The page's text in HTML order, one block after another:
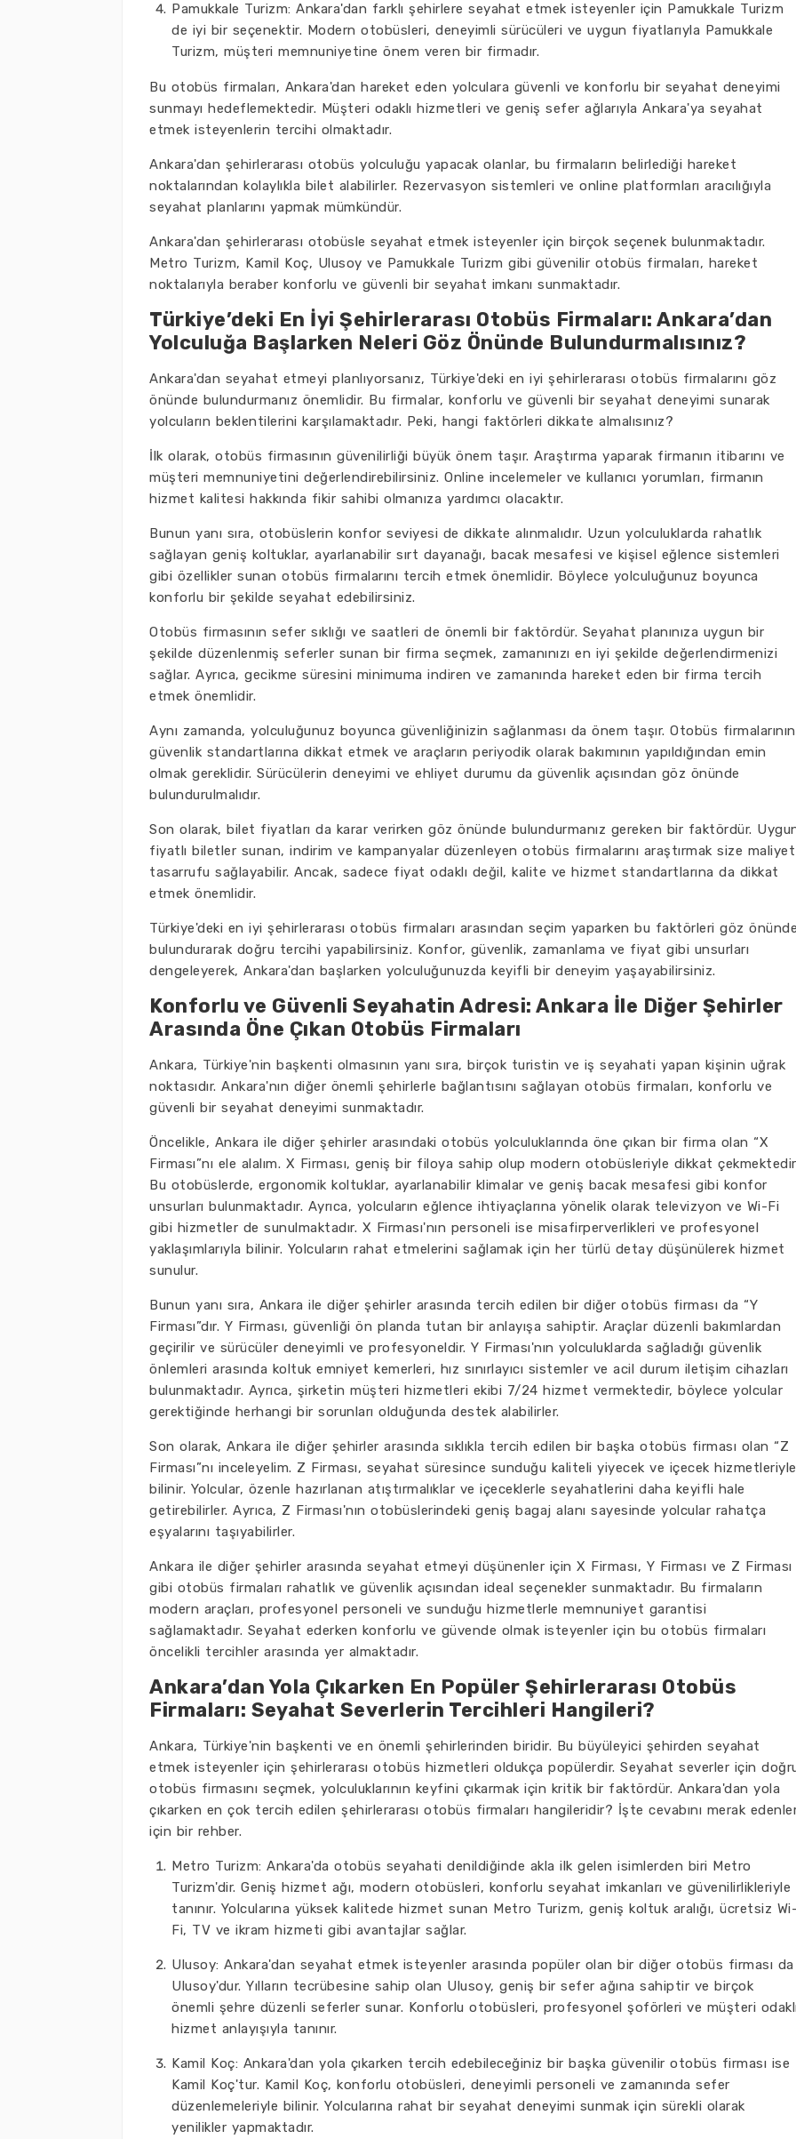
Pamukkale Turizm: Ankara'dan farklı şehirlere seyahat etmek isteyenler için Pamukkale Turizm
de iyi bir seçenektir. Modern otobüsleri, deneyimli sürücüleri ve uygun fiyatlarıyla Pamukkale
Turizm, müşteri memnuniyetine önem veren bir firmadır.
Bu otobüs firmaları, Ankara'dan hareket eden yolculara güvenli ve konforlu bir seyahat deneyimi
sunmayı hedeflemektedir. Müşteri odaklı hizmetleri ve geniş sefer ağlarıyla Ankara'ya seyahat
etmek isteyenlerin tercihi olmaktadır.
Ankara'dan şehirlerarası otobüs yolculuğu yapacak olanlar, bu firmaların belirlediği hareket
noktalarından kolaylıkla bilet alabilirler. Rezervasyon sistemleri ve online platformları aracılığıyla
seyahat planlarını yapmak mümkündür.
Ankara'dan şehirlerarası otobüsle seyahat etmek isteyenler için birçok seçenek bulunmaktadır.
Metro Turizm, Kamil Koç, Ulusoy ve Pamukkale Turizm gibi güvenilir otobüs firmaları, hareket
noktalarıyla beraber konforlu ve güvenli bir seyahat imkanı sunmaktadır.
Türkiye’deki En İyi Şehirlerarası Otobüs Firmaları: Ankara’dan
Yolculuğa Başlarken Neleri Göz Önünde Bulundurmalısınız?
Ankara'dan seyahat etmeyi planlıyorsanız, Türkiye'deki en iyi şehirlerarası otobüs firmalarını göz
önünde bulundurmanız önemlidir. Bu firmalar, konforlu ve güvenli bir seyahat deneyimi sunarak
yolcuların beklentilerini karşılamaktadır. Peki, hangi faktörleri dikkate almalısınız?
İlk olarak, otobüs firmasının güvenilirliği büyük önem taşır. Araştırma yaparak firmanın itibarını ve
müşteri memnuniyetini değerlendirebilirsiniz. Online incelemeler ve kullanıcı yorumları, firmanın
hizmet kalitesi hakkında fikir sahibi olmanıza yardımcı olacaktır.
Bunun yanı sıra, otobüslerin konfor seviyesi de dikkate alınmalıdır. Uzun yolculuklarda rahatlık
sağlayan geniş koltuklar, ayarlanabilir sırt dayanağı, bacak mesafesi ve kişisel eğlence sistemleri
gibi özellikler sunan otobüs firmalarını tercih etmek önemlidir. Böylece yolculuğunuz boyunca
konforlu bir şekilde seyahat edebilirsiniz.
Otobüs firmasının sefer sıklığı ve saatleri de önemli bir faktördür. Seyahat planınıza uygun bir
şekilde düzenlenmiş seferler sunan bir firma seçmek, zamanınızı en iyi şekilde değerlendirmenizi
sağlar. Ayrıca, gecikme süresini minimuma indiren ve zamanında hareket eden bir firma tercih
etmek önemlidir.
Aynı zamanda, yolculuğunuz boyunca güvenliğinizin sağlanması da önem taşır. Otobüs firmalarının
güvenlik standartlarına dikkat etmek ve araçların periyodik olarak bakımının yapıldığından emin
olmak gereklidir. Sürücülerin deneyimi ve ehliyet durumu da güvenlik açısından göz önünde
bulundurulmalıdır.
Son olarak, bilet fiyatları da karar verirken göz önünde bulundurmanız gereken bir faktördür.
fiyatlı biletler sunan, indirim ve kampanyalar düzenleyen otobüs firmalarını araştırmak size maliyet
tasarrufu sağlayabilir. Ancak, sadece fiyat odaklı değil, kalite ve hizmet standartlarına da dikkat
etmek önemlidir.
Türkiye'deki en iyi şehirlerarası otobüs firmaları arasından seçim yaparken bu faktörleri göz
bulundurarak doğru tercihi yapabilirsiniz. Konfor, güvenlik, zamanlama ve fiyat gibi unsurları
dengeleyerek, Ankara'dan başlarken yolculuğunuzda keyifli bir deneyim yaşayabilirsiniz.
Konforlu ve Güvenli Seyahatin Adresi: Ankara İle Diğer Şehirler
Arasında Öne Çıkan Otobüs Firmaları
Ankara, Türkiye'nin başkenti olmasının yanı sıra, birçok turistin ve iş seyahati yapan kişinin uğrak
noktasıdır. Ankara'nın diğer önemli şehirlerle bağlantısını sağlayan otobüs firmaları, konforlu ve
güvenli bir seyahat deneyimi sunmaktadır.
Öncelikle, Ankara ile diğer şehirler arasındaki otobüs yolculuklarında öne çıkan bir firma olan “X
Firması”nı ele alalım. X Firması, geniş bir filoya sahip olup modern otobüsleriyle dikkat
Bu otobüslerde, ergonomik koltuklar, ayarlanabilir klimalar ve geniş bacak mesafesi gibi konfor
unsurları bulunmaktadır. Ayrıca, yolcuların eğlence ihtiyaçlarına yönelik olarak televizyon ve Wi-Fi
gibi hizmetler de sunulmaktadır. X Firması'nın personeli ise misafirperverlikleri ve profesyonel
yaklaşımlarıyla bilinir. Yolcuların rahat etmelerini sağlamak için her türlü detay düşünülerek hizmet
sunulur.
Bunun yanı sıra, Ankara ile diğer şehirler arasında tercih edilen bir diğer otobüs firması da “Y
Firması”dır. Y Firması, güvenliği ön planda tutan bir anlayışa sahiptir. Araçlar düzenli bakımlardan
geçirilir ve sürücüler deneyimli ve profesyoneldir. Y Firması'nın yolculuklarda sağladığı güvenlik
önlemleri arasında koltuk emniyet kemerleri, hız sınırlayıcı sistemler ve acil durum iletişim cihazları
bulunmaktadır. Ayrıca, şirketin müşteri hizmetleri ekibi 7/24 hizmet vermektedir, böylece yolcular
gerektiğinde herhangi bir sorunları olduğunda destek alabilirler.
Son olarak, Ankara ile diğer şehirler arasında sıklıkla tercih edilen bir başka otobüs firması olan “Z
Firması”nı inceleyelim. Z Firması, seyahat süresince sunduğu kaliteli yiyecek ve içecek hizmetleriyle
bilinir. Yolcular, özenle hazırlanan atıştırmalıklar ve içeceklerle seyahatlerini daha keyifli hale
getirebilirler. Ayrıca, Z Firması'nın otobüslerindeki geniş bagaj alanı sayesinde yolcular rahatça
eşyalarını taşıyabilirler.
Ankara ile diğer şehirler arasında seyahat etmeyi düşünenler için X Firması, Y Firması ve Z Firması
gibi otobüs firmaları rahatlık ve güvenlik açısından ideal seçenekler sunmaktadır. Bu firmaların
modern araçları, profesyonel personeli ve sunduğu hizmetlerle memnuniyet garantisi
sağlamaktadır. Seyahat ederken konforlu ve güvende olmak isteyenler için bu otobüs firmaları
öncelikli tercihler arasında yer almaktadır.
Ankara’dan Yola Çıkarken En Popüler Şehirlerarası Otobüs
Firmaları: Seyahat Severlerin Tercihleri Hangileri?
Ankara, Türkiye'nin başkenti ve en önemli şehirlerinden biridir. Bu büyüleyici şehirden seyahat
etmek isteyenler için şehirlerarası otobüs hizmetleri oldukça popülerdir. Seyahat severler için
otobüs firmasını seçmek, yolculuklarının keyfini çıkarmak için kritik bir faktördür. Ankara'dan yola
çıkarken en çok tercih edilen şehirlerarası otobüs firmaları hangileridir? İşte cevabını merak
için bir rehber.
Metro Turizm: Ankara'da otobüs seyahati denildiğinde akla ilk gelen isimlerden biri Metro
Turizm'dir. Geniş hizmet ağı, modern otobüsleri, konforlu seyahat imkanları ve güvenilirlikleriyle
tanınır. Yolcularına yüksek kalitede hizmet sunan Metro Turizm, geniş koltuk aralığı, ücretsiz
Fi, TV ve ikram hizmeti gibi avantajlar sağlar.
Ulusoy: Ankara'dan seyahat etmek isteyenler arasında popüler olan bir diğer otobüs firması da
Ulusoy'dur. Yılların tecrübesine sahip olan Ulusoy, geniş bir sefer ağına sahiptir ve birçok
önemli şehre düzenli seferler sunar. Konforlu otobüsleri, profesyonel şoförleri ve müşteri
hizmet anlayışıyla tanınır.
Kamil Koç: Ankara'dan yola çıkarken tercih edebileceğiniz bir başka güvenilir otobüs firması ise
Kamil Koç'tur. Kamil Koç, konforlu otobüsleri, deneyimli personeli ve zamanında sefer
düzenlemeleriyle bilinir. Yolcularına rahat bir seyahat deneyimi sunmak için sürekli olarak
yenilikler yapmaktadır.